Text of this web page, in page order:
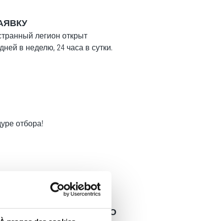
легион открыт
в неделю, 24 часа в сутки.
отбора!
ИНОСТРАННОГО